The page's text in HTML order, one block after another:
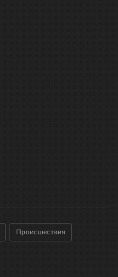
Происшествия